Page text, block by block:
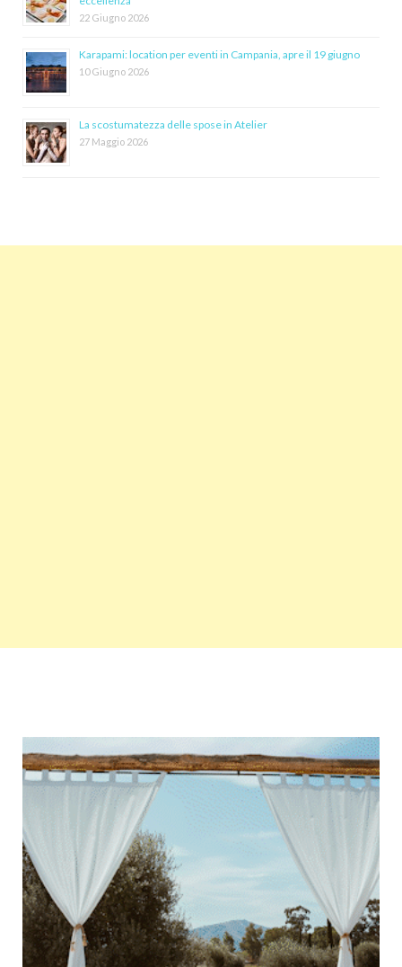
22 Giugno 2026
Karapami: location per eventi in Campania, apre il 19 giugno
10 Giugno 2026
La scostumatezza delle spose in Atelier
27 Maggio 2026